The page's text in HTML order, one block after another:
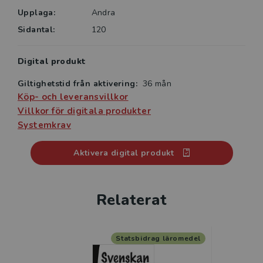
• direkt återkoppling som visar om en övning behöver
göras om eller om man kan gå vidare till nästa
öva mer på.
Upplaga:
Andra
Sidantal:
120
Digital produkt
Giltighetstid från aktivering: 36 mån
Köp- och leveransvillkor
Villkor för digitala produkter
Systemkrav
Aktivera digital produkt
Relaterat
Statsbidrag läromedel